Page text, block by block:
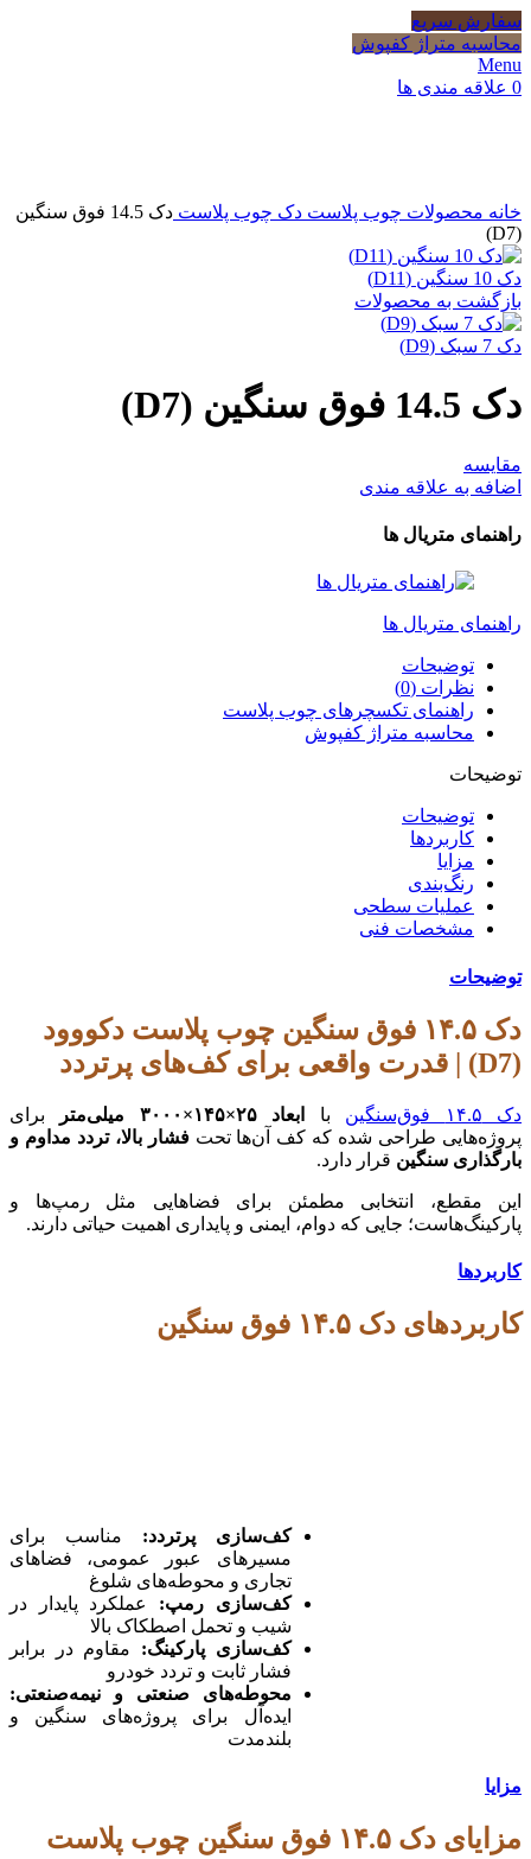
سفارش سریع
محاسبه متراژ کفپوش
Menu
0 علاقه مندی ها
خانه محصولات چوب پلاست دک چوب پلاست
دک 14.5 فوق سنگین
(D7)
دک 10 سنگین (D11)
بازگشت به محصولات
دک 7 سبک (D9)
دک 14.5 فوق سنگین (D7)
مقایسه
اضافه به علاقه مندی
راهنمای متریال ها
راهنمای متریال ها
توضیحات
نظرات (0)
راهنمای تکسچرهای چوب پلاست
محاسبه متراژ کفپوش
توضیحات
توضیحات
کاربردها
مزایا
رنگ‌بندی
عملیات سطحی
مشخصات فنی
توضیحات
دک ۱۴.۵ فوق سنگین چوب پلاست دکووود
(D7) | قدرت واقعی برای کف‌های پرتردد
دک ۱۴.۵ فوق‌سنگین با ابعاد ۲۵×۱۴۵×۳۰۰۰ میلی‌متر
برای
پروژه‌هایی طراحی شده که کف آن‌ها تحتفشار بالا، تردد مداوم و
بارگذاری سنگین قرار دارد.
این مقطع، انتخابی مطمئن برای فضاهایی مثل رمپ‌ها و
پارکینگ‌هاست؛ جایی که دوام، ایمنی و پایداری اهمیت حیاتی دارند.
کاربردها
کاربردهای دک ۱۴.۵ فوق سنگین
کف‌سازی پرتردد: مناسب برای
مسیرهای عبور عمومی، فضاهای
تجاری و محوطه‌های شلوغ
کف‌سازی رمپ: عملکرد پایدار در
شیب و تحمل اصطکاک بالا
کف‌سازی پارکینگ: مقاوم در برابر
فشار ثابت و تردد خودرو
محوطه‌های صنعتی و نیمه‌صنعتی:
ایده‌آل برای پروژه‌های سنگین و
بلندمدت
مزایا
مزایای دک ۱۴.۵ فوق سنگین چوب پلاست